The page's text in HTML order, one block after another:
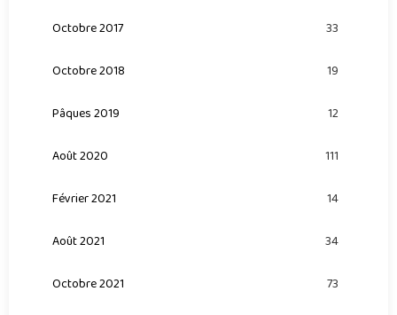
Octobre 2017 33
Octobre 2018 19
Pâques 2019 12
Août 2020 111
Février 2021 14
Août 2021 34
Octobre 2021 73